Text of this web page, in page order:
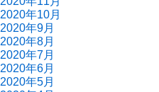
2020年10月
2020年9月
2020年8月
2020年7月
2020年6月
2020年5月